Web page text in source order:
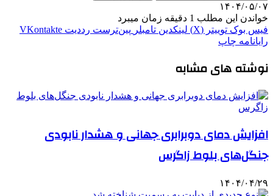
۱۴۰۴/۰۵/۰۷
خواندن این مطلب 1 دقیقه زمان میبرد
فیس بوک توییتر (X) لینکدین ‫تامبلر ‫پین‌ترست ‫رددیت ‫VKontakte
رایانامه چاپ
نوشته های مشابه
افزایش دمای دوبرابری جهانی و هشدار نابودی
جنگل‌های بلوط زاگرس
۱۴۰۴/۰۴/۲۹